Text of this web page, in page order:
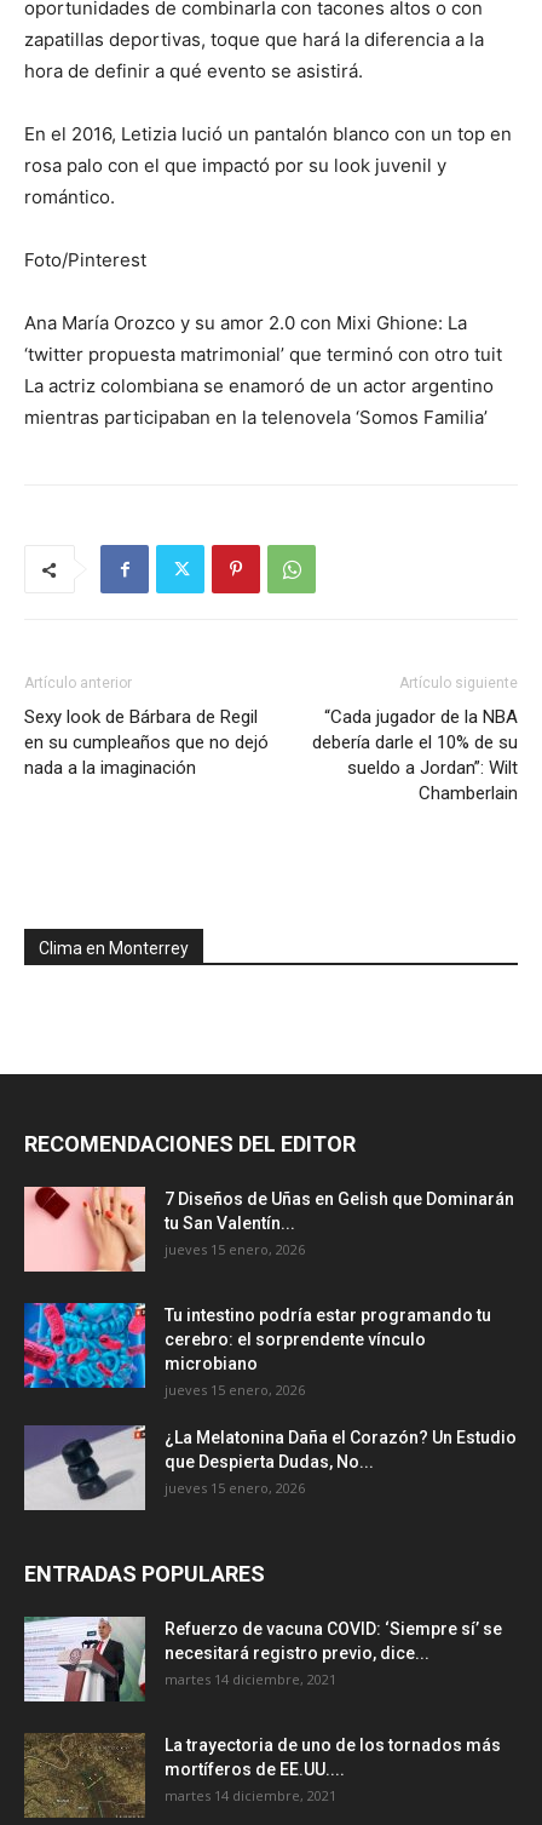
oportunidades de combinarla con tacones altos o con
zapatillas deportivas, toque que hará la diferencia a la
hora de definir a qué evento se asistirá.
En el 2016, Letizia lució un pantalón blanco con un top en
rosa palo con el que impactó por su look juvenil y
romántico.
Foto/Pinterest
Ana María Orozco y su amor 2.0 con Mixi Ghione: La
‘twitter propuesta matrimonial’ que terminó con otro tuit
La actriz colombiana se enamoró de un actor argentino
mientras participaban en la telenovela ‘Somos Familia’
Artículo anterior
Sexy look de Bárbara de Regil
en su cumpleaños que no dejó
nada a la imaginación
Artículo siguiente
“Cada jugador de la NBA
debería darle el 10% de su
sueldo a Jordan”: Wilt
Chamberlain
Clima en Monterrey
RECOMENDACIONES DEL EDITOR
7 Diseños de Uñas en Gelish que Dominarán
tu San Valentín...
jueves 15 enero, 2026
Tu intestino podría estar programando tu
cerebro: el sorprendente vínculo
microbiano
jueves 15 enero, 2026
¿La Melatonina Daña el Corazón? Un Estudio
que Despierta Dudas, No...
jueves 15 enero, 2026
ENTRADAS POPULARES
Refuerzo de vacuna COVID: ‘Siempre sí’ se
necesitará registro previo, dice...
martes 14 diciembre, 2021
La trayectoria de uno de los tornados más
mortíferos de EE.UU....
martes 14 diciembre, 2021